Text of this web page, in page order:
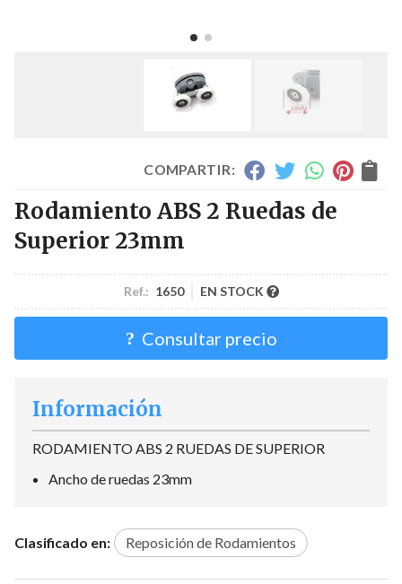
COMPARTIR:
Rodamiento ABS 2 Ruedas de
Superior 23mm
Ref.: 1650 EN STOCK
Consultar precio
Información
RODAMIENTO ABS 2 RUEDAS DE SUPERIOR
Ancho de ruedas 23mm
Clasificado en: Reposición de Rodamientos